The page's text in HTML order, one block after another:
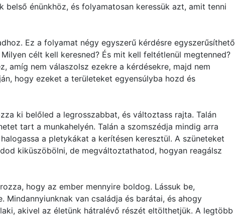
belső énünkhöz, és folyamatosan keressük azt, amit tenni
Ez a folyamat négy egyszerű kérdésre egyszerűsíthető
célt kell keresned? És mit kell feltétlenül megtenned?
amíg nem válaszolsz ezekre a kérdésekre, majd nem
hogy ezeket a területeket egyensúlyba hozd és
ki belőled a legrosszabbat, és változtass rajta. Talán
tart a munkahelyén. Talán a szomszédja mindig arra
a pletykákat a kerítésen keresztül. A szüneteket
kiküszöbölni, de megváltoztathatod, hogyan reagálsz
hogy az ember mennyire boldog. Lássuk be,
Mindannyiunknak van családja és barátai, és ahogy
akivel az életünk hátralévő részét eltölthetjük. A legtöbb